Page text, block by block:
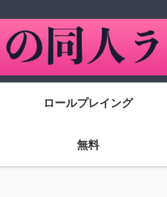
ロールプレイング
無料